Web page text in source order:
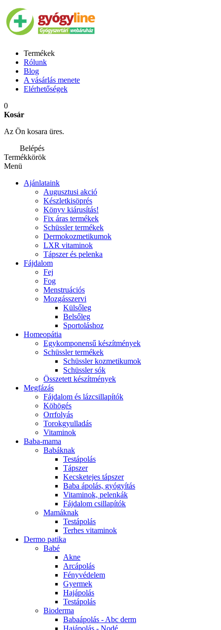
Termékek
Rólunk
Blog
A vásárlás menete
Elérhetőségek
0
Kosár
Az Ön kosara üres.
Belépés
Termékkörök
Menü
Ajánlataink
Augusztusi akció
Készletkisöprés
Könyv kiárusítás!
Fix áras termékek
Schüssler termékek
Dermokozmetikumok
LXR vitaminok
Tápszer és pelenka
Fájdalom
Fej
Fog
Menstruációs
Mozgásszervi
Külsőleg
Belsőleg
Sportoláshoz
Homeopátia
Egykomponensű készítmények
Schüssler termékek
Schüssler kozmetikumok
Schüssler sók
Összetett készítmények
Megfázás
Fájdalom és lázcsillapítók
Köhögés
Orrfolyás
Torokgyulladás
Vitaminok
Baba-mama
Babáknak
Testápolás
Tápszer
Kecsketejes tápszer
Baba ápolás, gyógyítás
Vitaminok, pelenkák
Fájdalom csillapítók
Mamáknak
Testápolás
Terhes vitaminok
Dermo patika
Babé
Akne
Arcápolás
Fényvédelem
Gyermek
Hajápolás
Testápolás
Bioderma
Babaápolás - Abc derm
Hajápolás - Nodé